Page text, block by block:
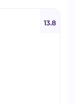
13.8